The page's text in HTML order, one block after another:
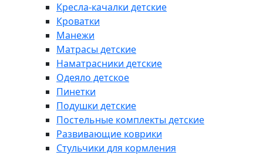
Кресла-качалки детские
Кроватки
Манежи
Матрасы детские
Наматрасники детские
Одеяло детское
Пинетки
Подушки детские
Постельные комплекты детские
Развивающие коврики
Стульчики для кормления